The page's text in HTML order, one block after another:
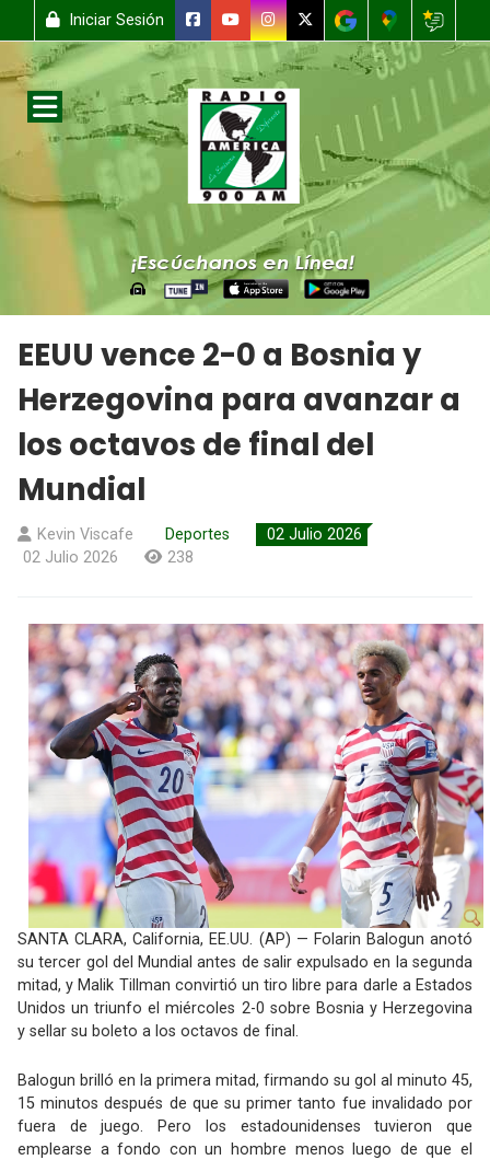
Iniciar Sesión
EEUU vence 2-0 a Bosnia y
Herzegovina para avanzar a
los octavos de final del
Mundial
Kevin Viscafe Deportes
02 Julio 2026
02 Julio 2026
238
SANTA CLARA, California, EE.UU. (AP) — Folarin Balogun anotó
su tercer gol del Mundial antes de salir expulsado en la segunda
mitad, y Malik Tillman convirtió un tiro libre para darle a Estados
Unidos un triunfo el miércoles 2-0 sobre Bosnia y Herzegovina
y sellar su boleto a los octavos de final.
Balogun brilló en la primera mitad, firmando su gol al minuto 45,
15 minutos después de que su primer tanto fue invalidado por
fuera de juego. Pero los estadounidenses tuvieron que
emplearse a fondo con un hombre menos luego de que el